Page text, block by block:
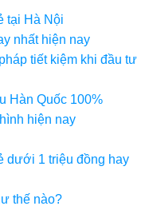
tại Hà Nội
nhất hiện nay
tiết kiệm khi đầu tư
Hàn Quốc 100%
hiện nay
dưới 1 triệu đồng hay
thế nào?